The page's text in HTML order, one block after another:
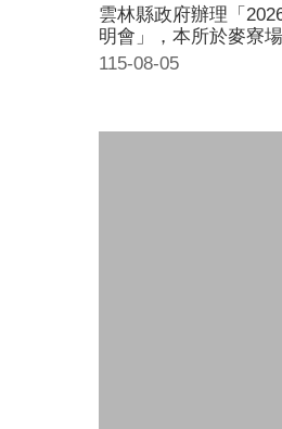
115-08-05
雲林縣政府辦理「
明會」，本所於麥寮